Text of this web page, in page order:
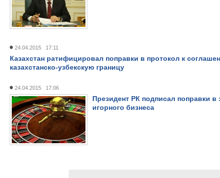
24.04.2015 17:11
Казахстан ратифицировал поправки в протокол к
казахстанско-узбекскую границу
24.04.2015 17:06
Президент РК подписал поправки
игорного бизнеса